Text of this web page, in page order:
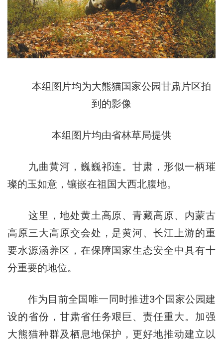
本组图片均为大熊猫国家公园甘肃片区拍
到的影像
本组图片均由省林草局提供
九曲黄河，巍巍祁连。甘肃，形似一柄璀
璨的玉如意，镶嵌在祖国大西北腹地。
这里，地处黄土高原、青藏高原、内蒙古
高原三大高原交会处，是黄河、长江上游的重
要水源涵养区，在保障国家生态安全中具有十
分重要的地位。
作为目前全国唯一同时推进3个国家公园建
设的省份，甘肃省任务艰巨、责任重大。加强
大熊猫种群及栖息地保护，更好地推动建立以